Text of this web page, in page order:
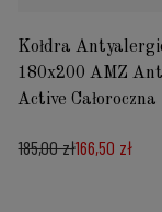
Kołdra
180x200 AMZ
Active Całoroczna
185,00 zł166,50 zł